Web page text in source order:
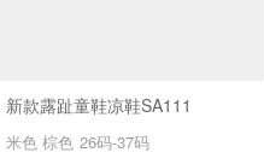
新款露趾童鞋凉鞋SA111
米色 棕色 26码-37码